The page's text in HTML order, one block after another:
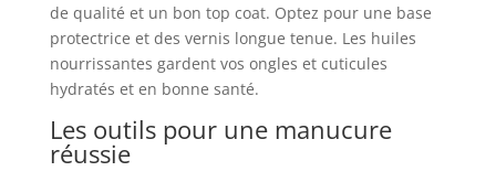
de qualité et un bon top coat. Optez pour une base
protectrice et des vernis longue tenue. Les huiles
nourrissantes gardent vos ongles et cuticules
hydratés et en bonne santé.
Les outils pour une manucure
réussie